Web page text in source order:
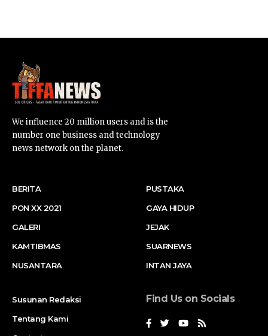
We influence 20 million users and is the
number one business and technology
news network on the planet.
BERITA
PON XX 2021
GALERI
KAMTIBMAS
NUSANTARA
PUSTAKA
GAYA HIDUP
JEJAK
SUARNEWS
INTAN JAYA
Susunan Redaksi
Tentang Kami
Find Us on Socials